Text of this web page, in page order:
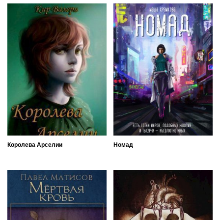
Королева Арселии Номад